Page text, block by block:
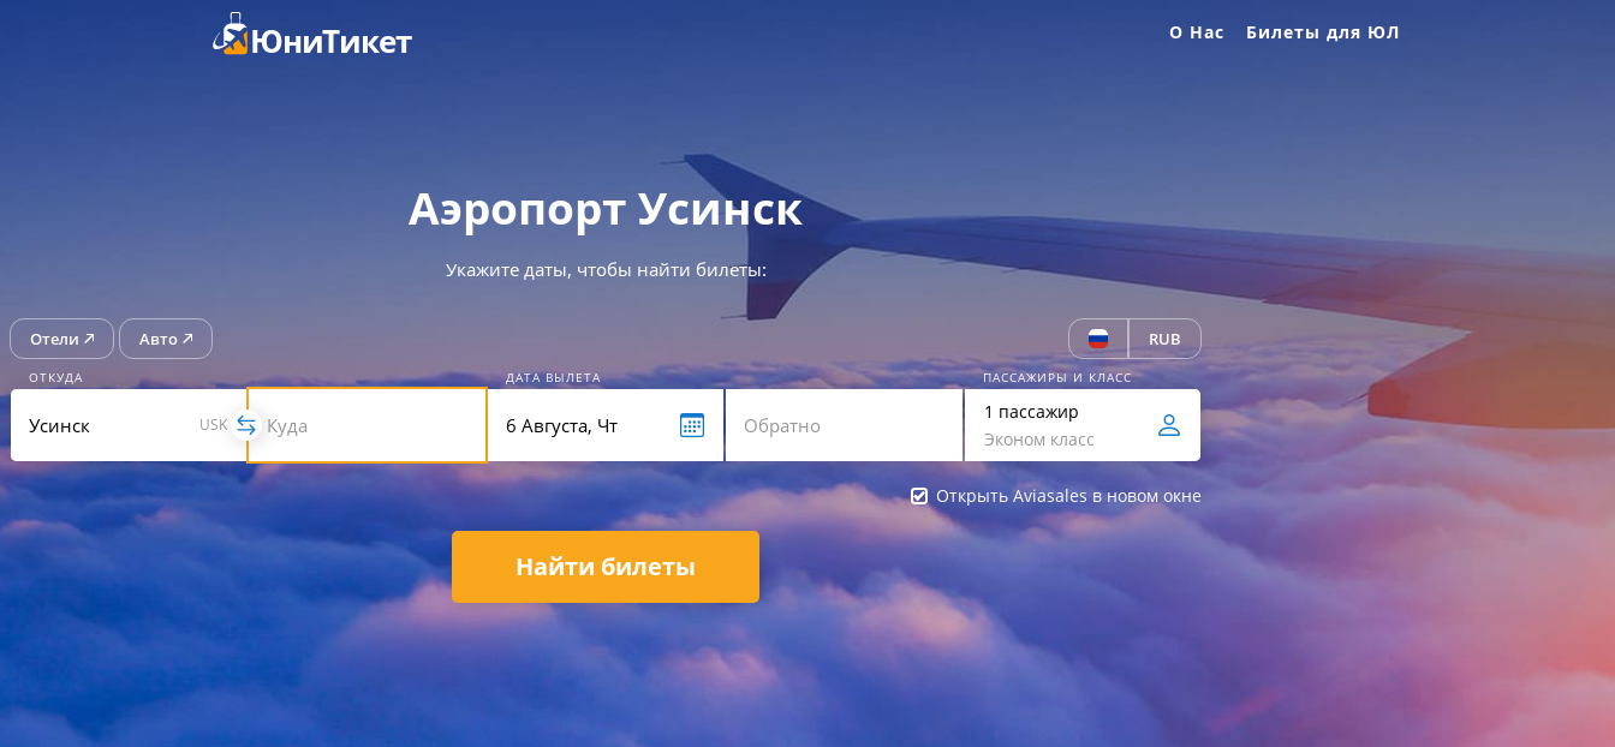
ЮниТикет О Нас Билеты для ЮЛ
Аэропорт Усинск
Укажите даты, чтобы найти билеты:
Отели Авто RUB
ОТКУДА
USK
ДАТА ВЫЛЕТА ПАССАЖИРЫ И КЛАСС
1 пассажир
Эконом класс
Открыть Aviasales в новом окне
Найти билеты